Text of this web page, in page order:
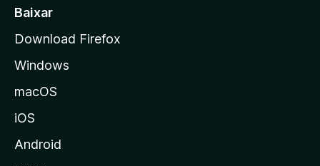
a
d
a
z
i
Baixar
Download Firefox
Windows
macOS
iOS
Android